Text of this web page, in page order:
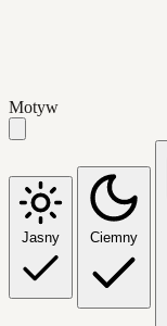
Motyw
Jasny Ciemny